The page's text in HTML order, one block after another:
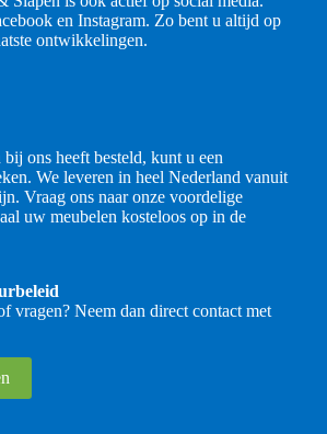
en Instagram. Zo bent u altijd op
ontwikkelingen.
ons heeft besteld, kunt u een
We leveren in heel Nederland vanuit
Vraag ons naar onze voordelige
uw meubelen kosteloos op in de
vragen? Neem dan direct contact met